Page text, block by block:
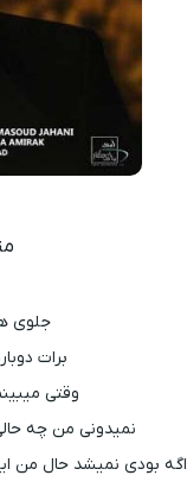
جلوی
برات
وقتی
نمیدونی من چه
اگه بودی نمیشد حال من